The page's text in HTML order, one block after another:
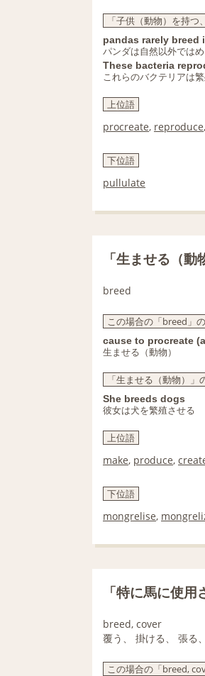
「子供（動物）を持
pandas rarely breed
パンダは自然以外では
These bacteria
これらのバクテリアは
上位語
procreate, reproduce,
下位語
pullulate
「生ませる（
breed
この場合の「breed」
cause to procreate
生ませる（動物）
「生ませる（動物）
She breeds dogs
彼女は犬を繁殖させる
上位語
make, produce,
下位語
mongrelise,
「特に馬に使
breed, cover
覆う、 掛ける、 張る
この場合の「breed,